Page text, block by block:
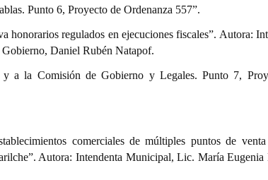
Punto 6, Proyecto de Ordenanza 557”.
honorarios regulados en ejecuciones fiscales”. Autora:
Daniel Rubén Natapof.
y a la Comisión de Gobierno y Legales. Punto 7,
comerciales de múltiples puntos de venta
Autora: Intendenta Municipal, Lic. María Eugenia